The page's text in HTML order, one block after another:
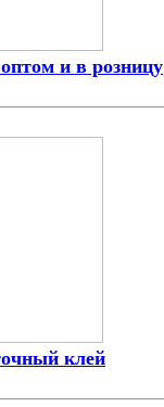
и в розницу
клей